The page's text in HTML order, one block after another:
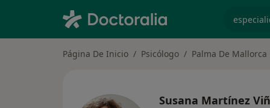
Página De Inicio Psicólogo Palma De Mallorca
Susana Martínez